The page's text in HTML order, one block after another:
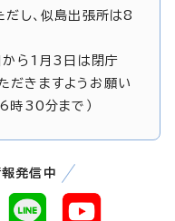
し、似島出張所は8
から1月3日は閉庁
だきますようお願い
時30分まで）
発信中